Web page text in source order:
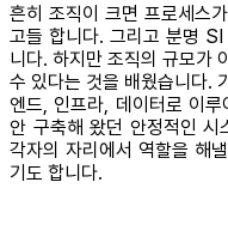
흔히 조직이 크면 프로세스
고들 합니다. 그리고 분명
니다. 하지만 조직의 규모가
수 있다는 것을 배웠습니다.
엔드, 인프라, 데이터로 이
안 구축해 왔던 안정적인
각자의 자리에서 역할을 해
기도 합니다.